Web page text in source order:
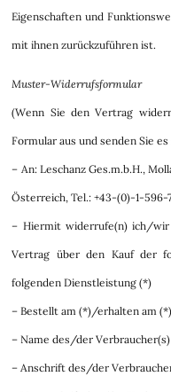
Eigenschaften und
mit ihnen zurückzuführen ist.
Muster-Widerrufsformular
(Wenn Sie den Vertrag
Formular aus und senden Sie
– An: Leschanz Ges.m.b.H.,
Österreich, Tel.: +43-(0)-1-596-
– Hiermit widerrufe(n) ich/
Vertrag über den Kauf der
folgenden Dienstleistung (*)
– Bestellt am (*)/erhalten am (*)
– Name des/der Verbraucher(s)
– Anschrift des/der